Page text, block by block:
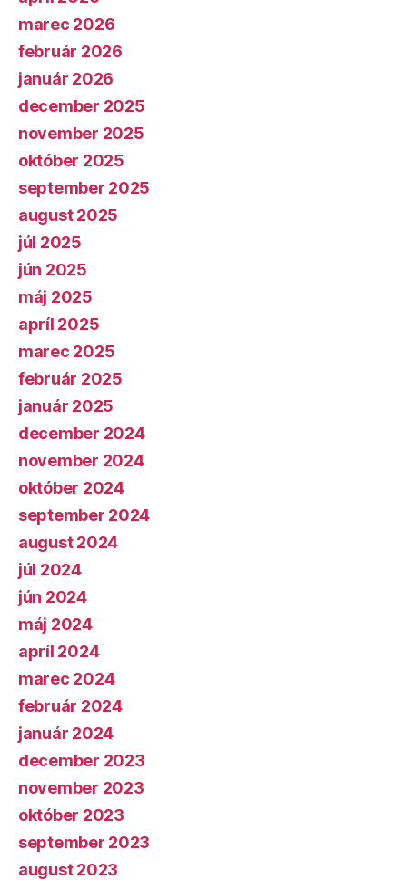
marec 2026
február 2026
január 2026
december 2025
november 2025
október 2025
september 2025
august 2025
júl 2025
jún 2025
máj 2025
apríl 2025
marec 2025
február 2025
január 2025
december 2024
november 2024
október 2024
september 2024
august 2024
júl 2024
jún 2024
máj 2024
apríl 2024
marec 2024
február 2024
január 2024
december 2023
november 2023
október 2023
september 2023
august 2023